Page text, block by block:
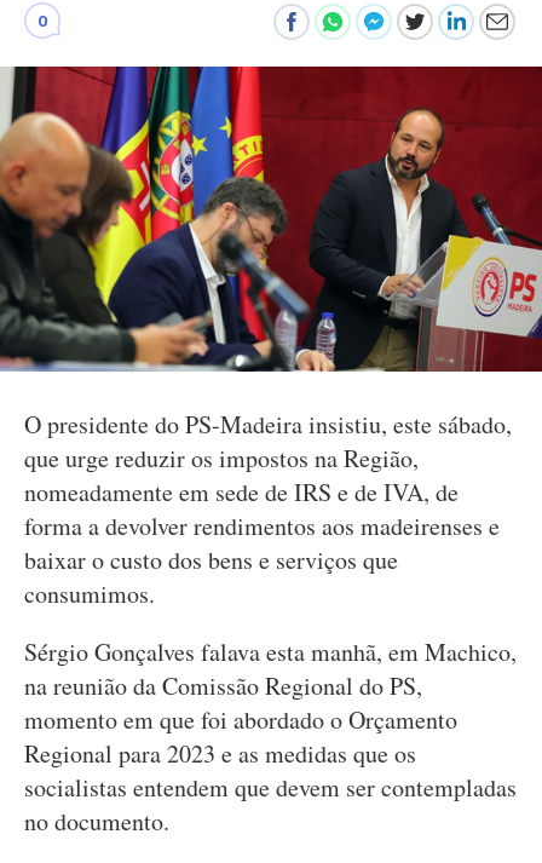
0
O presidente do PS-Madeira insistiu, este sábado,
que urge reduzir os impostos na Região,
nomeadamente em sede de IRS e de IVA, de
forma a devolver rendimentos aos madeirenses e
baixar o custo dos bens e serviços que
consumimos.
Sérgio Gonçalves falava esta manhã, em Machico,
na reunião da Comissão Regional do PS,
momento em que foi abordado o Orçamento
Regional para 2023 e as medidas que os
socialistas entendem que devem ser contempladas
no documento.